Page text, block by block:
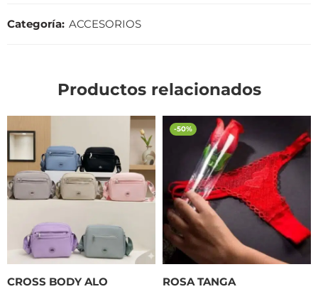
Categoría: ACCESORIOS
Productos relacionados
CROSS BODY ALO
-50%
ROSA TANGA